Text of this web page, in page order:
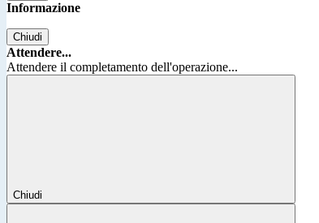
Informazione
Chiudi
Attendere...
Attendere il completamento dell'operazione...
Chiudi